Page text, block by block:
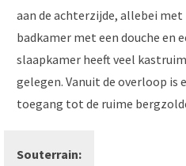
aan de achterzijde, allebei met
badkamer met een douche en
slaapkamer heeft veel
gelegen. Vanuit de overloop is
toegang tot de ruime
Souterrain: